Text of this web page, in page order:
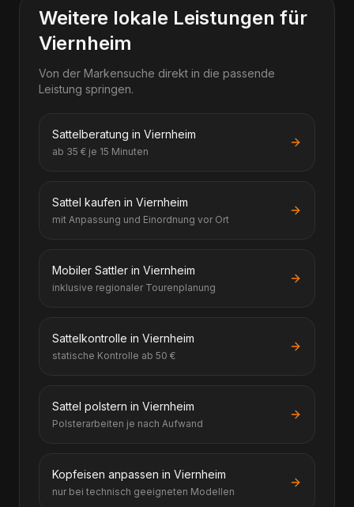
Weitere lokale Leistungen für
Viernheim
Von der Markensuche direkt in die passende
Leistung springen.
Sattelberatung in Viernheim
ab 35 € je 15 Minuten
Sattel kaufen in Viernheim
mit Anpassung und Einordnung vor Ort
Mobiler Sattler in Viernheim
inklusive regionaler Tourenplanung
Sattelkontrolle in Viernheim
statische Kontrolle ab 50 €
Sattel polstern in Viernheim
Polsterarbeiten je nach Aufwand
Kopfeisen anpassen in Viernheim
nur bei technisch geeigneten Modellen